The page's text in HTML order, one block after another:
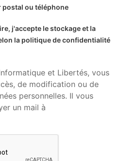
postal ou téléphone
j'accepte le stockage et la
la politique de confidentialité
et Libertés, vous
de modification ou de
personnelles. Il vous
un mail à